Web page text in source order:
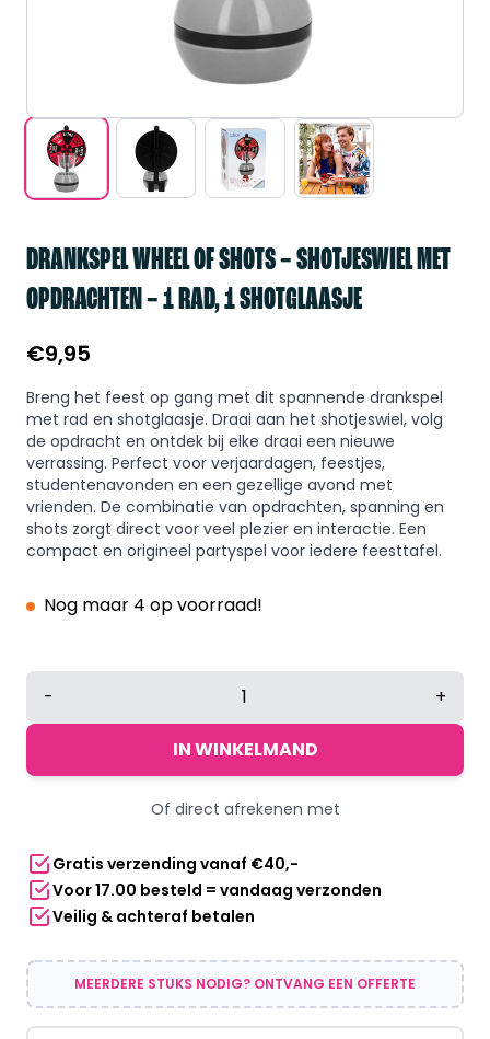
DRANKSPEL WHEEL OF SHOTS – SHOTJESWIEL MET
OPDRACHTEN – 1 RAD, 1 SHOTGLAASJE
€9,95
Breng het feest op gang met dit spannende drankspel
met rad en shotglaasje. Draai aan het shotjeswiel, volg
de opdracht en ontdek bij elke draai een nieuwe
verrassing. Perfect voor verjaardagen, feestjes,
studentenavonden en een gezellige avond met
vrienden. De combinatie van opdrachten, spanning en
shots zorgt direct voor veel plezier en interactie. Een
compact en origineel partyspel voor iedere feesttafel.
Nog maar 4 op voorraad!
Drankspel
of
opdrachten
-
1
1
shotglaasje
aantal
- +
IN WINKELMAND
Of direct afrekenen met
Gratis verzending vanaf €40,-
Voor 17.00 besteld = vandaag verzonden
Veilig & achteraf betalen
MEERDERE STUKS NODIG? ONTVANG EEN OFFERTE